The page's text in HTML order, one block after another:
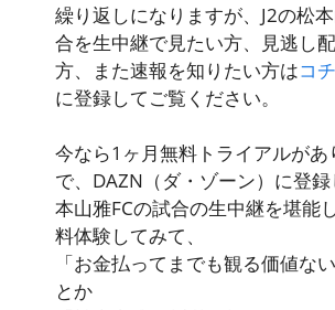
繰り返しになりますが、J2の松
合を生中継で見たい方、見逃し
方、また速報を知りたい方はコ
に登録してご覧ください。
今なら1ヶ月無料トライアルがあ
で、DAZN（ダ・ゾーン）に登録
本山雅FCの試合の生中継を堪能
料体験してみて、
「お金払ってまでも観る価値ない
とか